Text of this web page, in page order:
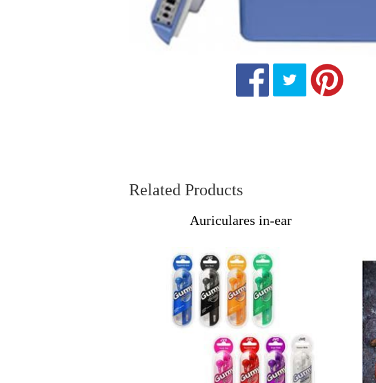
Related Products
Auriculares in-ear